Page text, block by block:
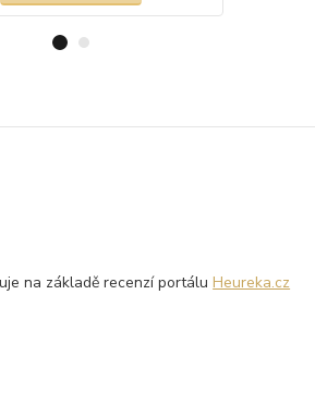
na základě recenzí portáluHeureka.cz